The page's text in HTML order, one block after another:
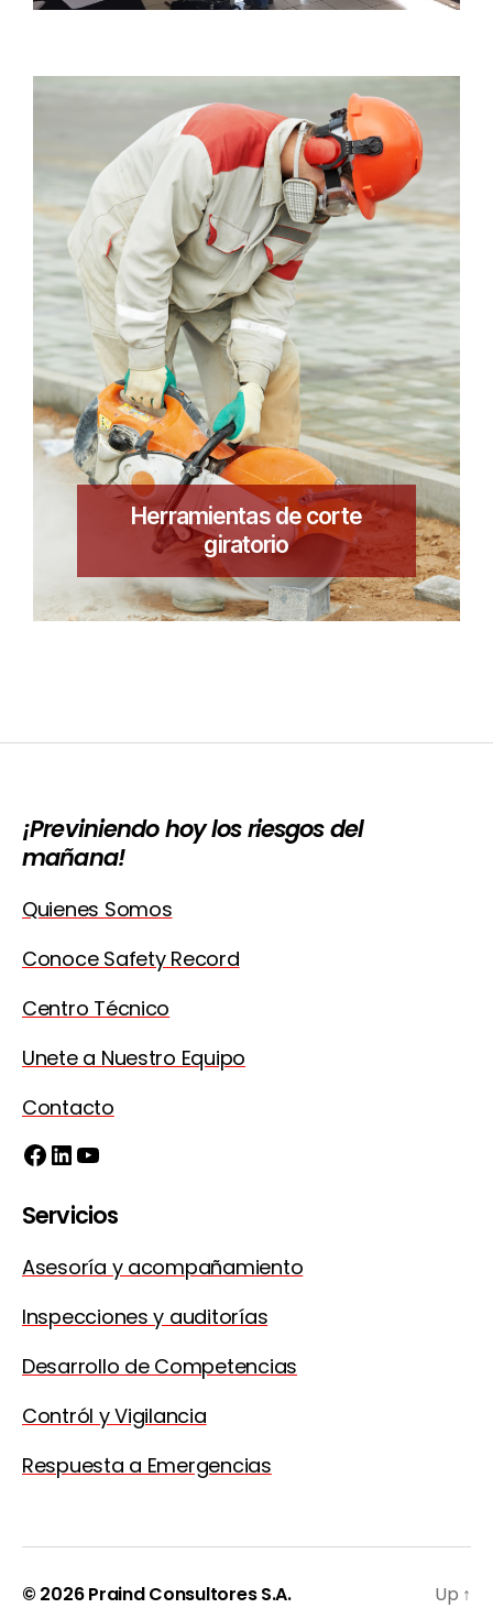
Herramientas de corte
giratorio
¡Previniendo hoy los riesgos del
mañana!
Quienes Somos
Conoce Safety Record
Centro Técnico
Unete a Nuestro Equipo
Contacto
Facebook
LinkedIn
YouTube
Servicios
Asesoría y acompañamiento
Inspecciones y auditorías
Desarrollo de Competencias
Contról y Vigilancia
Respuesta a Emergencias
© 2026Praind Consultores S.A. Up ↑